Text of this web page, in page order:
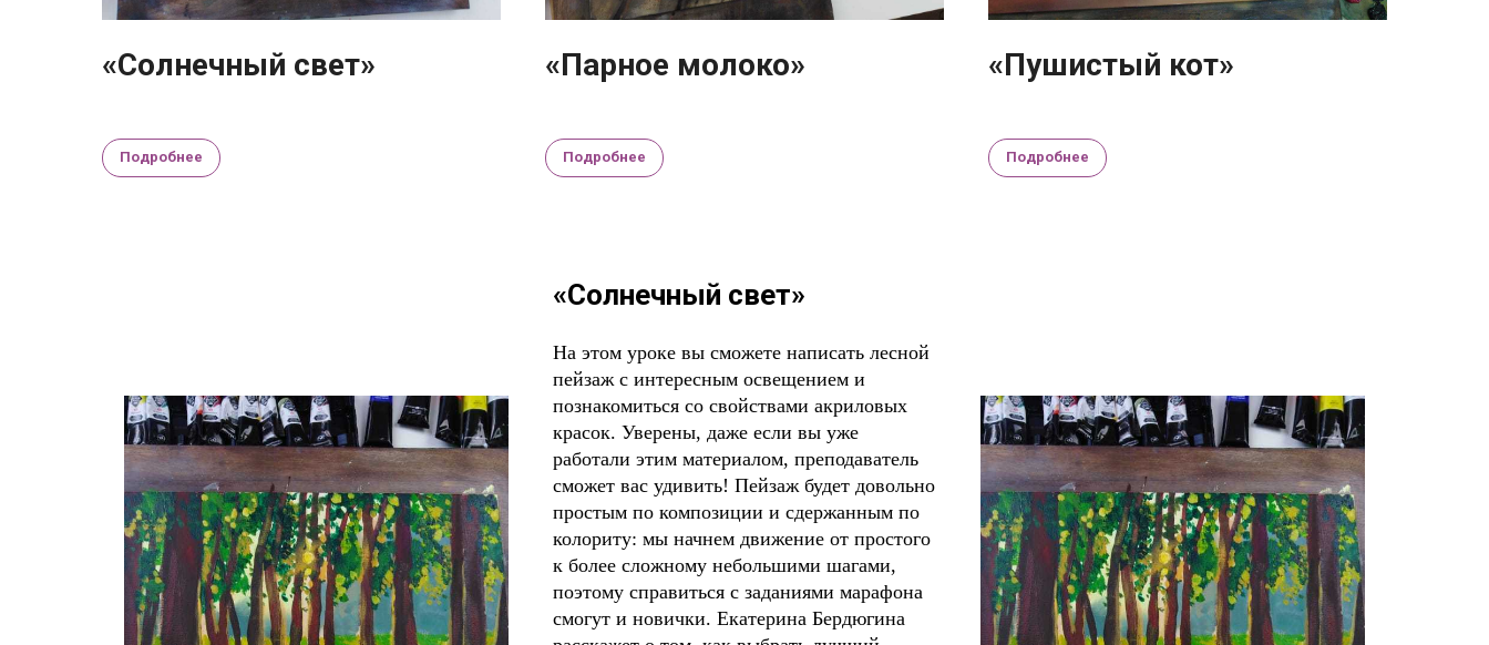
«Солнечный свет»
Подробнее
«Парное молоко»
Подробнее
«Пушистый кот»
Подробнее
«Солнечный свет»
На этом уроке вы сможете написать лесной
пейзаж с интересным освещением и
познакомиться со свойствами акриловых
красок. Уверены, даже если вы уже
работали этим материалом, преподаватель
сможет вас удивить! Пейзаж будет довольно
простым по композиции и сдержанным по
колориту: мы начнем движение от простого
к более сложному небольшими шагами,
поэтому справиться с заданиями марафона
смогут и новички. Екатерина Бердюгина